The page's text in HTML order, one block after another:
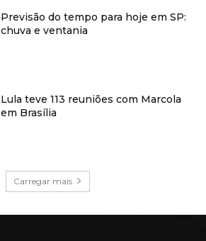
Previsão do tempo para hoje em SP:
chuva e ventania
Lula teve 113 reuniões com Marcola
em Brasília
Carregar mais